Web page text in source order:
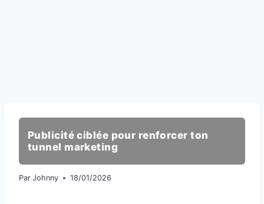
Publicité ciblée pour renforcer ton
tunnel marketing
Par Johnny 18/01/2026